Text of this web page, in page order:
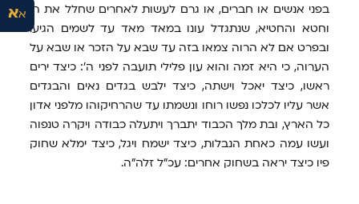
אא בפני אנשים או חברים, או גרם לעשות לאחרים שחלל את ה'
וחטא והחטיא, שנתגדל עונו במאד מאד עד לשמים הגיע.
ובפרט אם לא הרוה צמאו בזה עד שבא על הזכר או שבא על
הערוה, כי היא זמה והוא עון פלילי תועבה לפני ה': כיצד ירים
ראשו, כיצד יאכל וישתה, כיצד ילבש בגדים נאים והבגדים
אשר עליו לכלכו נפשו רוחו ונשמתו עד שהרחיקוהו מלפני אדון
כל הארץ, ובת מלך הכבוד יתברך ויתעלה כבודה ויקרה טנפוה
ועשו עמה כאחת הנבלות, כיצד ישמח ויגל, כיצד ימלא שחוק
פיו כיצד יראה בשחוק אחרים: עכ"ל זלה"ה.